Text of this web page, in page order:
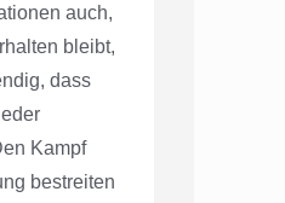
auch,
bleibt,
dass
Kampf
bestreiten